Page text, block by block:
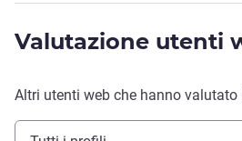
Valutazione utenti
Altri utenti web che hanno valutato